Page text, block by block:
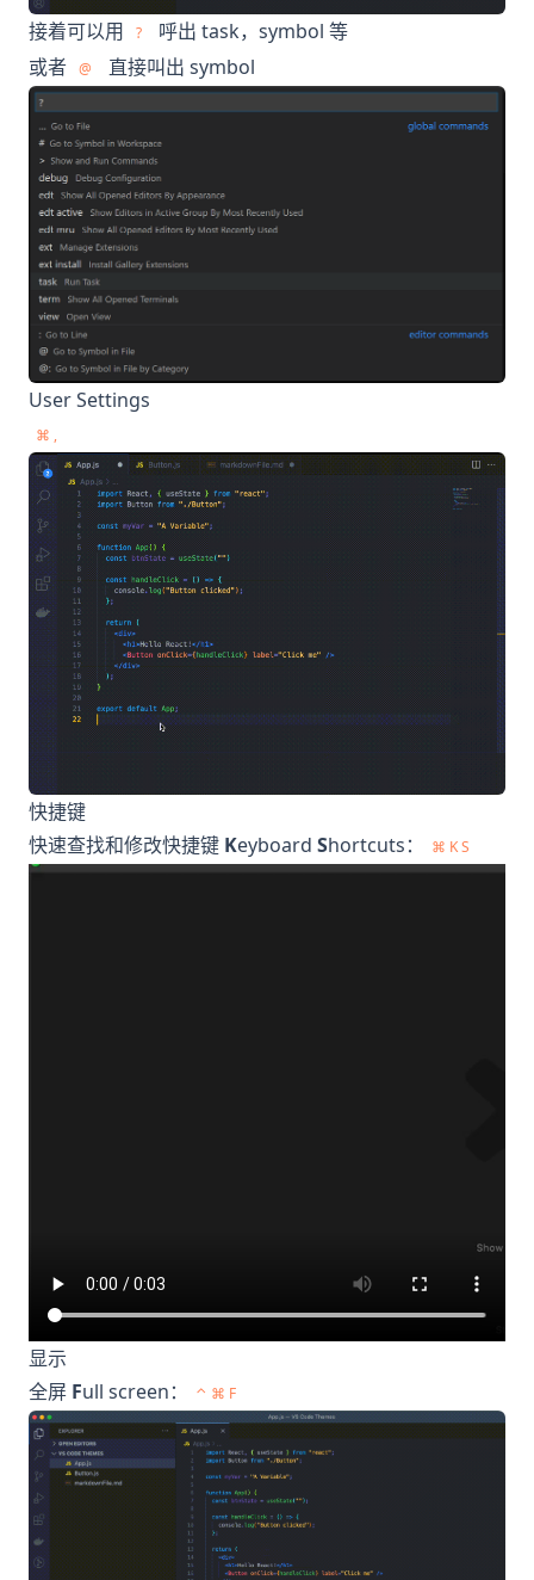
接着可以用 ?
呼出 task，symbol 等
或者 @ 直接叫出 symbol
User Settings
⌘ ,
快捷键
快速查找和修改快捷键 Keyboard Shortcuts： ⌘ K S
显示
全屏 Full screen： ⌃ ⌘ F